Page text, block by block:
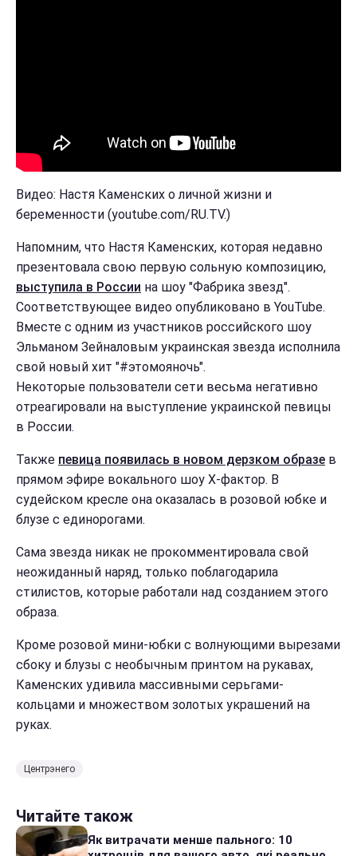
Видео: Настя Каменских о личной жизни и
беременности (youtube.com/RU.TV.)
Напомним, что Настя Каменских, которая недавно
презентовала свою первую сольную композицию,
выступила в России на шоу "Фабрика звезд".
Соответствующее видео опубликовано в YouTube.
Вместе с одним из участников российского шоу
Эльманом Зейналовым украинская звезда исполнила
свой новый хит "#этомояночь".
Некоторые пользователи сети весьма негативно
отреагировали на выступление украинской певицы
в России.
Также певица появилась в новом дерзком образе в
прямом эфире вокального шоу Х-фактор. В
судейском кресле она оказалась в розовой юбке и
блузе с единорогами.
Сама звезда никак не прокомментировала свой
неожиданный наряд, только поблагодарила
стилистов, которые работали над созданием этого
образа.
Кроме розовой мини-юбки с волнующими вырезами
сбоку и блузы с необычным принтом на рукавах,
Каменских удивила массивными серьгами-
кольцами и множеством золотых украшений на
руках.
Центрэнего
Читайте також
Як витрачати менше пального: 10